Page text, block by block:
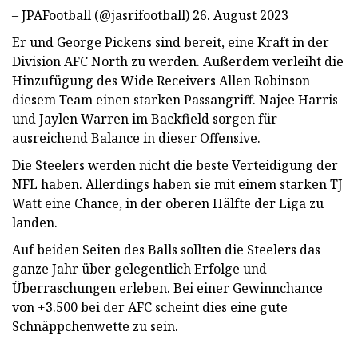
– JPAFootball (@jasrifootball) 26. August 2023
Er und George Pickens sind bereit, eine Kraft in der
Division AFC North zu werden. Außerdem verleiht die
Hinzufügung des Wide Receivers Allen Robinson
diesem Team einen starken Passangriff. Najee Harris
und Jaylen Warren im Backfield sorgen für
ausreichend Balance in dieser Offensive.
Die Steelers werden nicht die beste Verteidigung der
NFL haben. Allerdings haben sie mit einem starken TJ
Watt eine Chance, in der oberen Hälfte der Liga zu
landen.
Auf beiden Seiten des Balls sollten die Steelers das
ganze Jahr über gelegentlich Erfolge und
Überraschungen erleben. Bei einer Gewinnchance
von +3.500 bei der AFC scheint dies eine gute
Schnäppchenwette zu sein.